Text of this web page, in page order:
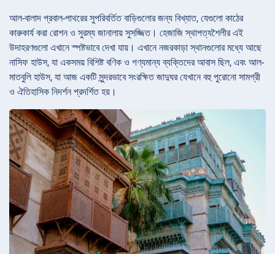
আল-বালাদ প্রবাল-পাথরের সুপরিবর্তিত বাড়িগুলোর জন্য বিখ্যাত, যেগুলো কাঠের
কারুকার্য করা রোশন ও সুরম্য জানালায় সুসজ্জিত। হেজাজি স্থাপত্যশৈলীর এই
উদাহরণগুলো এখানে স্পষ্টভাবে দেখা যায়। এখানে নজরকাড়া স্থানগুলোর মধ্যে আছে
নাসিফ হাউস, যা একসময় বিশিষ্ট বণিক ও গণ্যমান্য ব্যক্তিদের আবাস ছিল, এবং আল-
মাতবুলি হাউস, যা আজ একটি সুন্দরভাবে সংরক্ষিত জাদুঘর যেখানে বহু পুরোনো সামগ্রী
ও ঐতিহাসিক নিদর্শন প্রদর্শিত হয়।